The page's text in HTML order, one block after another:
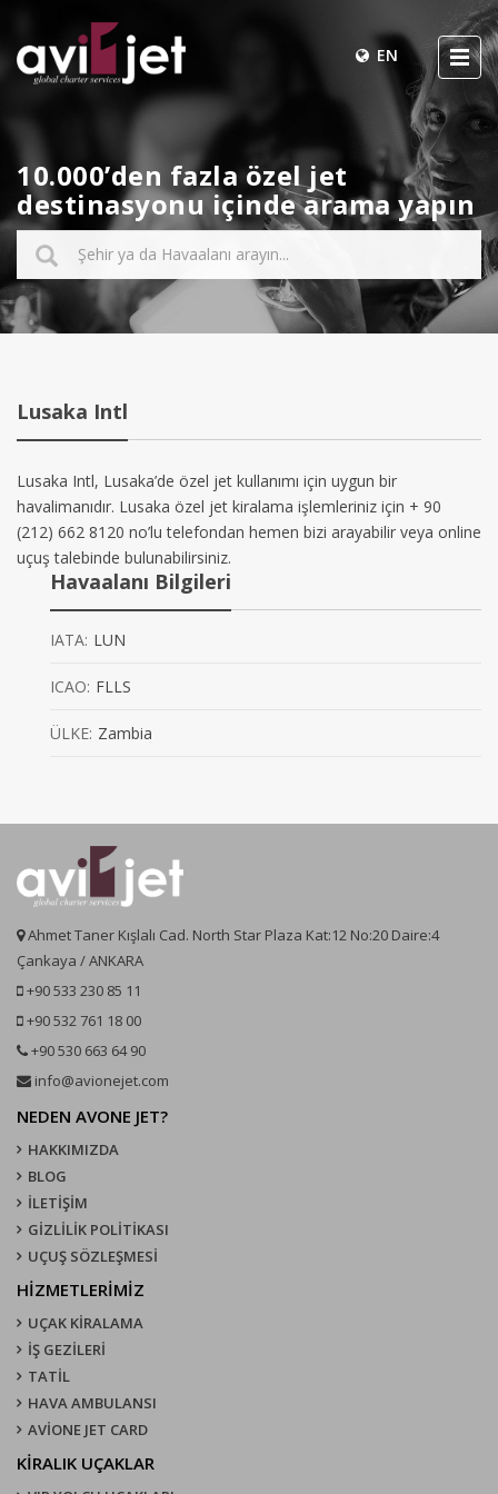
EN
10.000’den fazla özel jet
destinasyonu içinde arama yapın
Lusaka Intl
Lusaka Intl, Lusaka’de özel jet kullanımı için uygun bir
havalimanıdır. Lusaka özel jet kiralama işlemleriniz için + 90
(212) 662 8120 no’lu telefondan hemen bizi arayabilir veya online
uçuş talebinde bulunabilirsiniz.
Havaalanı Bilgileri
IATA: LUN
ICAO: FLLS
ÜLKE: Zambia
Ahmet Taner Kışlalı Cad. North Star Plaza Kat:12 No:20 Daire:4
Çankaya / ANKARA
+90 533 230 85 11
+90 532 761 18 00
+90 530 663 64 90
info@avionejet.com
NEDEN AVONE JET?
HAKKIMIZDA
BLOG
İLETİŞİM
GİZLİLİK POLİTİKASI
UÇUŞ SÖZLEŞMESI
HİZMETLERİMİZ
UÇAK KIRALAMA
İŞ GEZİLERİ
TATİL
HAVA AMBULANSI
AVİONE JET CARD
KIRALIK UÇAKLAR